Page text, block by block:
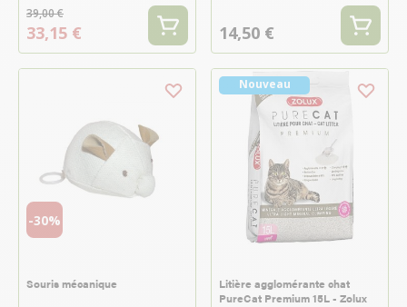
39,00 €
33,15 € 14,50 €
-30%
Souris mécanique
Nouveau
Litière agglomérante chat
PureCat Premium 15L - Zolux